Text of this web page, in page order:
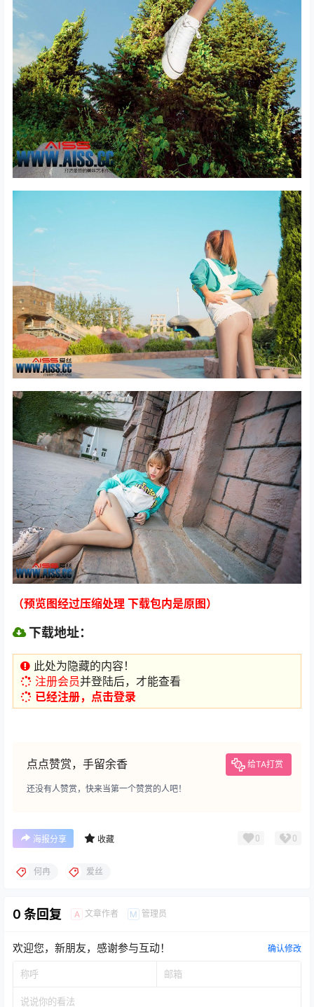
（预览图经过压缩处理 下载包内是原图）
下载地址：
此处为隐藏的内容！
注册会员并登陆后，才能查看
已经注册，点击登录
点点赞赏，手留余香 给TA打赏
还没有人赞赏，快来当第一个赞赏的人吧！
海报分享 收藏 0 0
何冉 爱丝
0 条回复 A 文章作者 M 管理员
欢迎您，新朋友，感谢参与互动！ 确认修改